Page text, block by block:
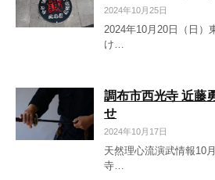
2024年10月25日
2024年10月20日（日）
け…
調布市西光寺 近藤
せ
2024年10月17日
天然理心流演武情報10
寺…